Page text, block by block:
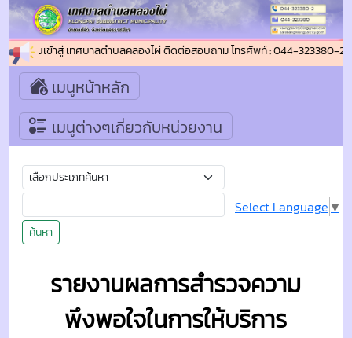
ต้อนรับเข้าสู่ เทศบาลตำบลคลองไผ่ ติดต่อสอบถาม โทรศัพท์ : 044-323380-2
เมนูหน้าหลัก
เมนูต่างๆเกี่ยวกับหน่วยงาน
ค้นหา
Select Language ▼
รายงานผลการสำรวจความ
พึงพอใจในการให้บริการ